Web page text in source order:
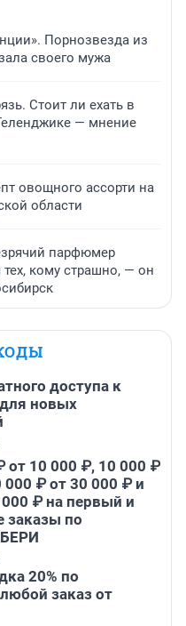
Порнозвезда из
своего мужа
Стоит ли ехать в
— мнение
овощного ассорти на
области
парфюмер
кому страшно, — он
доступа к
новых
от 10 000 ₽, 10 000 ₽
000 ₽ от 30 000 ₽ и
₽ на первый и
заказы по
20% по
заказ от